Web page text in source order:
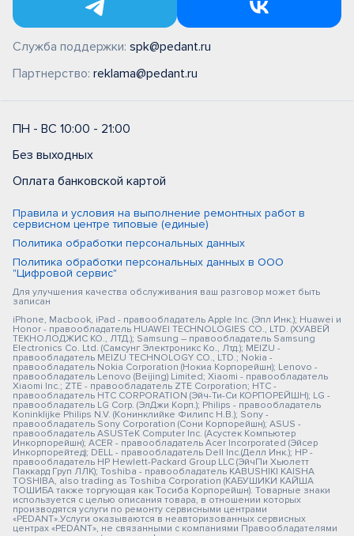
Служба поддержки: spk@pedant.ru
Партнерство: reklama@pedant.ru
ПН - ВС 10:00 - 21:00
Без выходных
Оплата банковской картой
Правила и условия на выполнение ремонтных работ в
сервисном центре типовые (единые)
Политика обработки персональных данных
Политика обработки персональных данных в ООО
"Цифровой сервис"
Для улучшения качества обслуживания ваш разговор может быть
записан
iPhone, Macbook, iPad - правообладатель Apple Inc. (Эпл Инк.); Huawei и
Honor - правообладатель HUAWEI TECHNOLOGIES CO., LTD. (ХУАВЕЙ
ТЕКНОЛОДЖИС КО., ЛТД.); Samsung – правообладатель Samsung
Electronics Co. Ltd. (Самсунг Электроникс Ко., Лтд.); MEIZU -
правообладатель MEIZU TECHNOLOGY CO., LTD.; Nokia -
правообладатель Nokia Corporation (Нокиа Корпорейшн); Lenovo -
правообладатель Lenovo (Beijing) Limited; Xiaomi - правообладатель
Xiaomi Inc.; ZTE - правообладатель ZTE Corporation; HTC -
правообладатель HTC CORPORATION (Эйч-Ти-Си КОРПОРЕЙШН); LG -
правообладатель LG Corp. (ЭлДжи Корп.); Philips - правообладатель
Koninklijke Philips N.V. (Конинклийке Филипс Н.В.); Sony -
правообладатель Sony Corporation (Сони Корпорейшн); ASUS -
правообладатель ASUSTeK Computer Inc. (Асустек Компьютер
Инкорпорейшн); ACER - правообладатель Acer Incorporated (Эйсер
Инкорпорейтед); DELL - правообладатель Dell Inc.(Делл Инк.); HP -
правообладатель HP Hewlett-Packard Group LLC (ЭйчПи Хьюлетт
Паккард Груп ЛЛК); Toshiba - правообладатель KABUSHIKI KAISHA
TOSHIBA, also trading as Toshiba Corporation (КАБУШИКИ КАЙША
ТОШИБА также торгующая как Тосиба Корпорейшн). Товарные знаки
используется с целью описания товара, в отношении которых
производятся услуги по ремонту сервисными центрами
«PEDANT».Услуги оказываются в неавторизованных сервисных
центрах «PEDANT», не связанными с компаниями Правообладателями